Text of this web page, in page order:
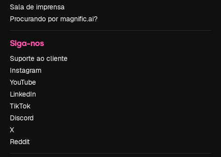
Sala de imprensa
Procurando por magnific.ai?
Siga-nos
Suporte ao cliente
Instagram
YouTube
LinkedIn
TikTok
Discord
X
Reddit